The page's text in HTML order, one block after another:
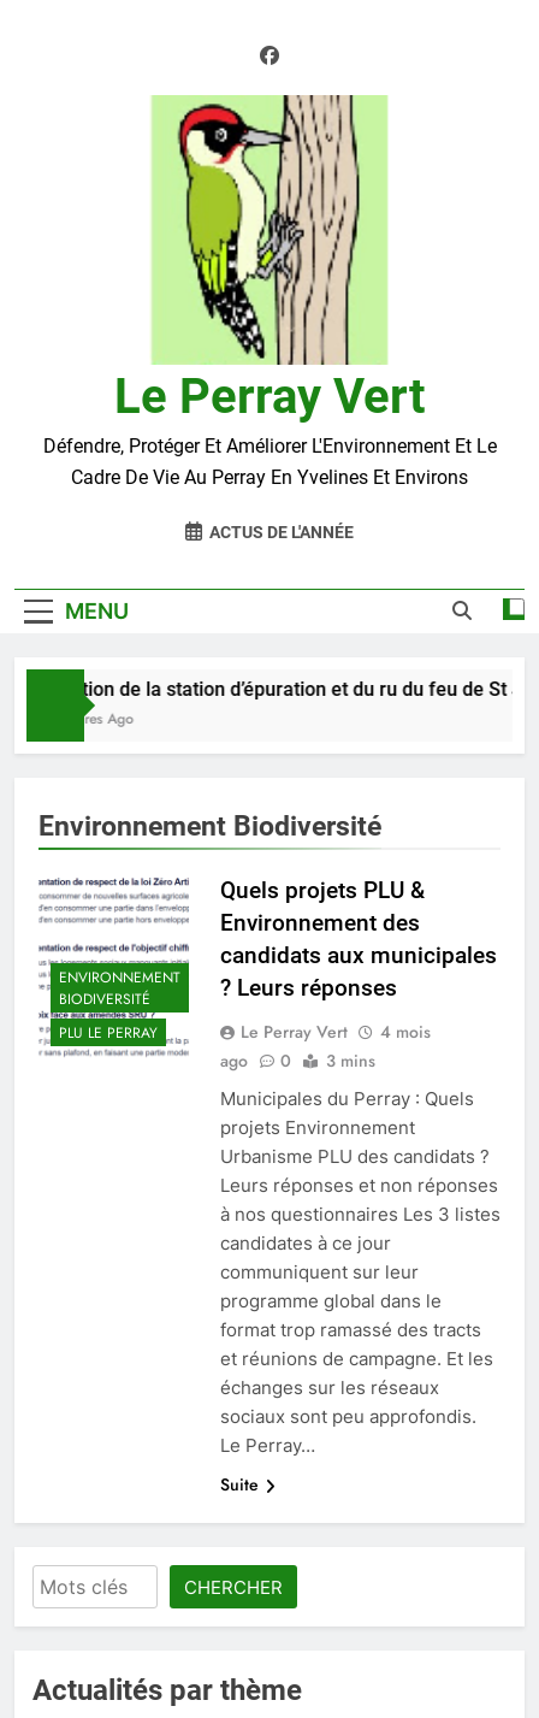
Le Perray Vert
Défendre, Protéger Et Améliorer L'Environnement Et Le
Cadre De Vie Au Perray En Yvelines Et Environs
ACTUS DE L'ANNÉE
MENU
Pollution de la station d’épuration et du ru du feu de St
11 Heures Ago
Environnement Biodiversité
ENVIRONNEMENT
BIODIVERSITÉ
PLU LE PERRAY
Quels projets PLU &
Environnement des
candidats aux municipales
? Leurs réponses
Le Perray Vert
4 mois
ago
0 3 mins
Municipales du Perray : Quels
projets Environnement
Urbanisme PLU des candidats ?
Leurs réponses et non réponses
à nos questionnaires Les 3 listes
candidates à ce jour
communiquent sur leur
programme global dans le
format trop ramassé des tracts
et réunions de campagne. Et les
échanges sur les réseaux
sociaux sont peu approfondis.
Le Perray…
Suite
Rechercher CHERCHER
Actualités par thème